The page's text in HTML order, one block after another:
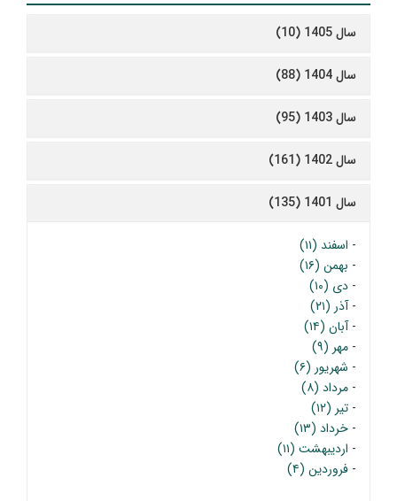
سال 1405 (10)
سال 1404 (88)
سال 1403 (95)
سال 1402 (161)
سال 1401 (135)
- اسفند (۱۱)
- بهمن (۱۶)
- دی (۱۰)
-آذر (۲۱)
-آبان (۱۴)
- مهر (۹)
- شهریور (۶)
- مرداد (۸)
- تیر (۱۲)
- خرداد (۱۳)
- اردیبهشت (۱۱)
- فروردین (۴)